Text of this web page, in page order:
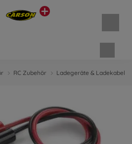
RC Zubehör Ladegeräte & Ladekabel